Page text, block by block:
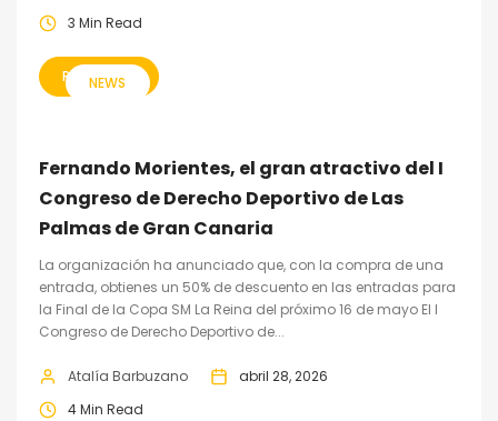
3 Min Read
READ MORE
NEWS
Fernando Morientes, el gran atractivo del I
Congreso de Derecho Deportivo de Las
Palmas de Gran Canaria
La organización ha anunciado que, con la compra de una
entrada, obtienes un 50% de descuento en las entradas para
la Final de la Copa SM La Reina del próximo 16 de mayo El I
Congreso de Derecho Deportivo de...
Atalía Barbuzano
abril 28, 2026
4 Min Read